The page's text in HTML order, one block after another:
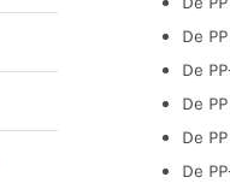
De
De
De
De
De